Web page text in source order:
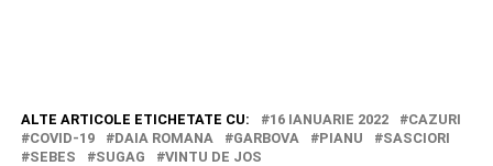
ALTE ARTICOLE ETICHETATE CU: 16 IANUARIE 2022
CAZURI
COVID-19
DAIA ROMANA GARBOVA PIANU
SASCIORI
SEBES
SUGAG VINTU DE JOS